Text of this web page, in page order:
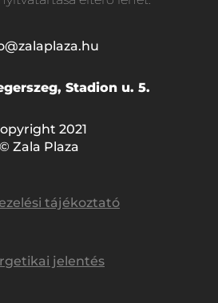
Stadion u. 5.
2021
© Zala Plaza
tájékoztató
jelentés